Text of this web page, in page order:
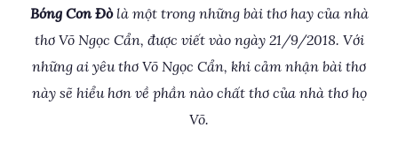
Bóng Con Đòlà một trong những bài thơ hay của nhà
thơ Võ Ngọc Cẩn, được viết vào ngày 21/9/2018. Với
những ai yêu thơ Võ Ngọc Cẩn, khi cảm nhận bài thơ
này sẽ hiểu hơn về phần nào chất thơ của nhà thơ họ
Võ.